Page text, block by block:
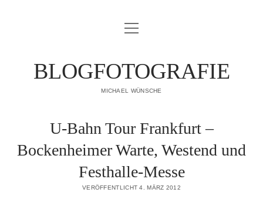
IMPRESSUM
Menü
öffnen
BLOGFOTOGRAFIE
MICHAEL WÜNSCHE
U-Bahn Tour Frankfurt –
Bockenheimer Warte, Westend und
Festhalle-Messe
VERÖFFENTLICHT 4. MÄRZ 2012